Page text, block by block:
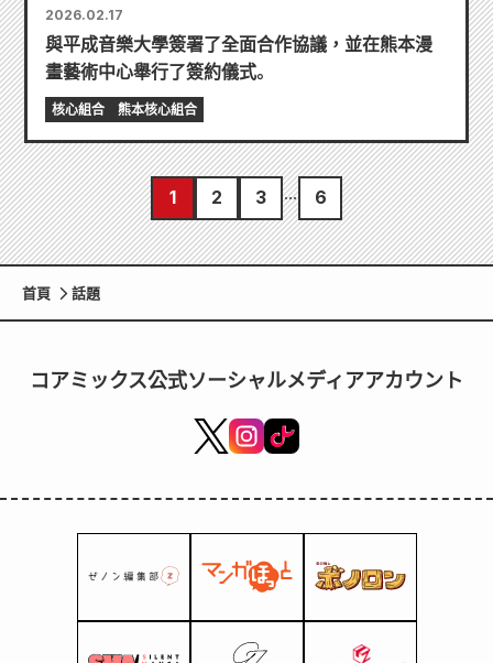
2026.02.17
與平成音樂大學簽署了全面合作協議，並在熊本漫
畫藝術中心舉行了簽約儀式。
核心組合 熊本核心組合
1 2 3 6
首頁 話題
コアミックス公式ソーシャルメディアアカウント